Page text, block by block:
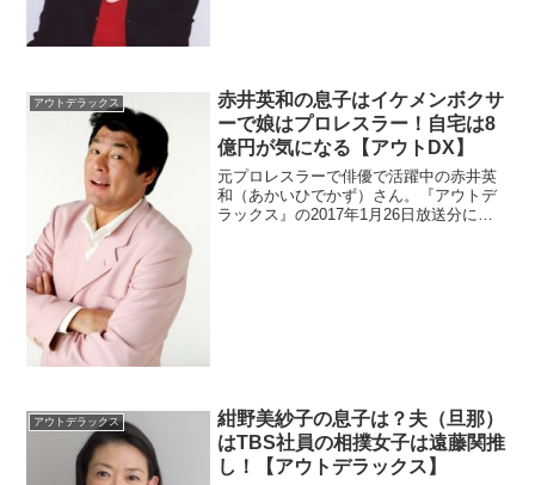
アウトデラックス
赤井英和の息子はイケメンボクサ
ーで娘はプロレスラー！自宅は8
億円が気になる【アウトDX】
元プロレスラーで俳優で活躍中の赤井英
和（あかいひでかず）さん。『アウトデ
ラックス』の2017年1月26日放送分に出
アウトデラックス
紺野美紗子の息子は？夫（旦那）
はTBS社員の相撲女子は遠藤関推
し！【アウトデラックス】